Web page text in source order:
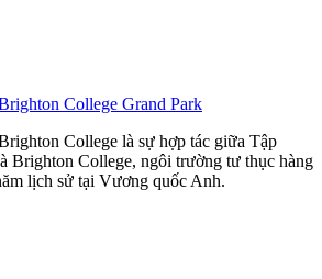
College Grand Park
College là sự hợp tác giữa Tập
Brighton College, ngôi trường tư thục hàng
lịch sử tại Vương quốc Anh.